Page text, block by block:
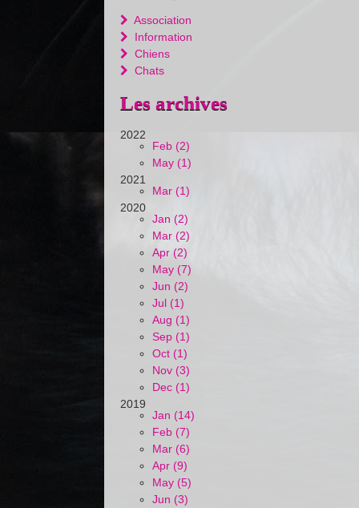
Association
Information
Chiens
Chats
Les archives
2022
Feb (2)
May (1)
2021
Mar (1)
2020
Jan (2)
Mar (2)
Apr (2)
May (7)
Jun (2)
Jul (1)
Aug (1)
Sep (1)
Oct (1)
Nov (3)
Dec (1)
2019
Jan (14)
Feb (7)
Mar (6)
Apr (9)
May (5)
Jun (3)